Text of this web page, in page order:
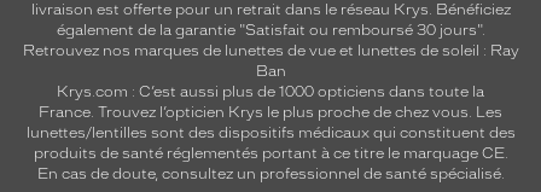
livraison est offerte pour un retrait dans le réseau Krys. Bénéficiez
également de la garantie "Satisfait ou remboursé 30 jours".
Retrouvez nos marques de lunettes de vue et lunettes de soleil : Ray
Ban
Krys.com : C’est aussi plus de 1000 opticiens dans toute la
France. Trouvez l’opticien Krys le plus proche de chez vous. Les
lunettes/lentilles sont des dispositifs médicaux qui constituent des
produits de santé réglementés portant à ce titre le marquage CE.
En cas de doute, consultez un professionnel de santé spécialisé.